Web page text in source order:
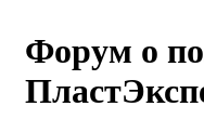
Форум о